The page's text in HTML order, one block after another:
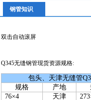
钢管知识
双击自动滚屏
Q345无缝钢管现货资源规格:
包头、天津无缝管
规格
产地
76×4
天津